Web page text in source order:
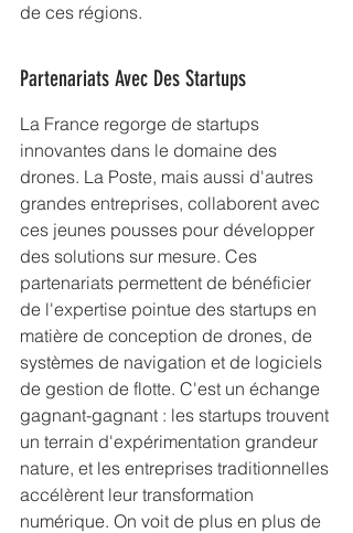
de ces régions.
Partenariats Avec Des Startups
La France regorge de startups
innovantes dans le domaine des
drones. La Poste, mais aussi d'autres
grandes entreprises, collaborent avec
ces jeunes pousses pour développer
des solutions sur mesure. Ces
partenariats permettent de bénéficier
de l'expertise pointue des startups en
matière de conception de drones, de
systèmes de navigation et de logiciels
de gestion de flotte. C'est un échange
gagnant-gagnant : les startups trouvent
un terrain d'expérimentation grandeur
nature, et les entreprises traditionnelles
accélèrent leur transformation
numérique. On voit de plus en plus de